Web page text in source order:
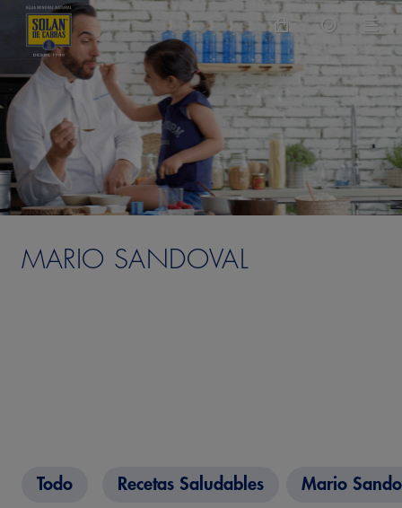
MARIO SANDOVAL
Todo Recetas Saludables Mario